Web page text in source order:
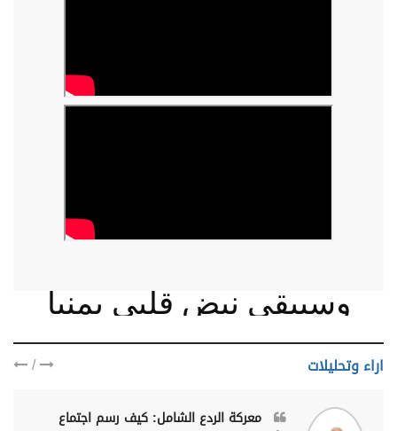
وسيبقى نبض قلبي يمنيا
اراء وتحليلات /
معركة الردع الشامل: كيف رسم اجتماع